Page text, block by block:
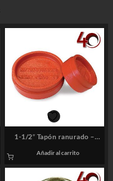
1-1/2″ Tapón ranurado –
Añadir al carrito